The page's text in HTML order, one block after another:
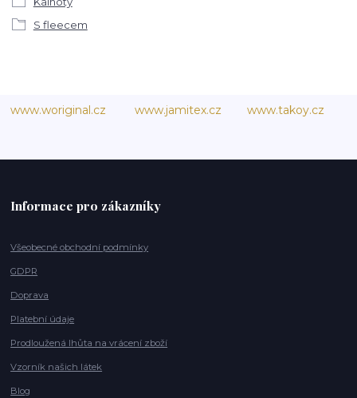
S fleecem
www.woriginal.cz www.jamitex.cz www.takoy.cz
Informace pro zákazníky
Všeobecné obchodní podmínky
GDPR
Doprava
Platební údaje
Prodloužená lhůta na vrácení zboží
Vzorník našich látek
Blog